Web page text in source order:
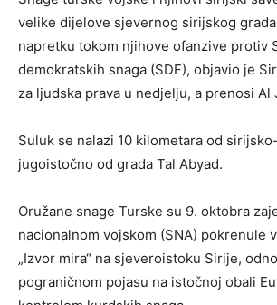
velike dijelove sjevernog sirijskog
napretku tokom njihove ofanzive protiv
demokratskih snaga (SDF), objavio je
za ljudska prava u nedjelju, a prenosi Al
Suluk se nalazi 10 kilometara od
jugoistočno od grada Tal Abyad.
Oružane snage Turske su 9. oktobra
nacionalnom vojskom (SNA) pokrenule
„Izvor mira“ na sjeveroistoku Sirije,
pograničnom pojasu na istočnoj obali